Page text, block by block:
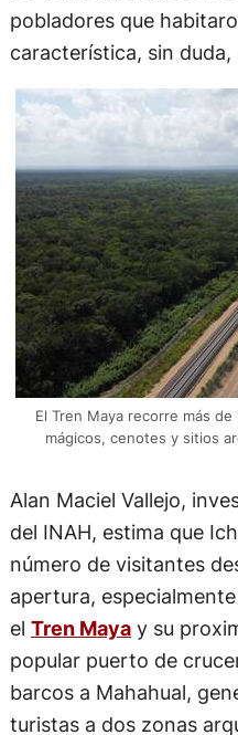
pobladores que
característica, sin duda,
El Tren Maya recorre más
mágicos, cenotes y sitios
Alan Maciel Vallejo,
del INAH, estima que
número de visitantes
apertura,
el Tren Mayay su
popular puerto de
barcos a Mahahual,
turistas a dos zonas